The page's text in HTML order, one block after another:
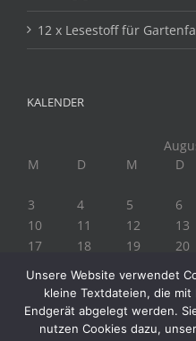
12 x Lesestoff für
KALENDER
M
D M D
3
4 5 6
10
11 12 13
17
18 19 20
« Juli
Unsere Website verwendet
kleine Textdateien, die
Endgerät abgelegt werden.
nutzen Cookies dazu,